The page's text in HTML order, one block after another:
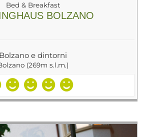
Bed & Breakfast
BOLZANO
Bolzano e dintorni
(269m s.l.m.)